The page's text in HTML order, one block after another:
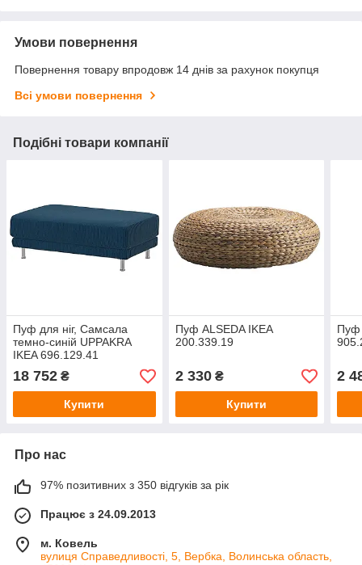
Умови повернення
Повернення товару впродовж 14 днів за рахунок покупця
Всі умови повернення
Подібні товари компанії
Пуф для ніг, Самсала
темно-синій UPPAKRA
IKEA 696.129.41
18 752 ₴
Купити
Пуф ALSEDA IKEA
200.339.19
2 330₴
Купити
Пуф
2
Про нас
97% позитивних з 350 відгуків за рік
Працює з 24.09.2013
м. Ковель
вулиця Справедливості, 5, Вербка, Волинська область,